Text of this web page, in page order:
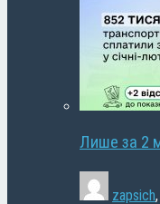
Лише за 2
zapsich,